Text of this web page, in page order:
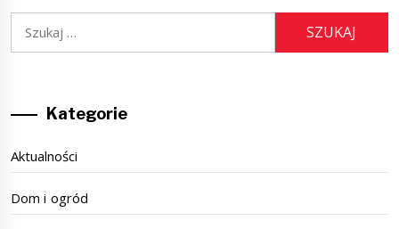
Kategorie
Aktualności
Dom i ogród